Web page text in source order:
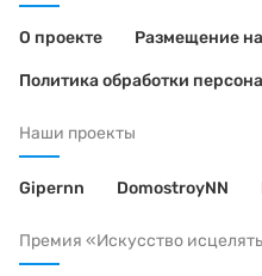
О проекте Размещение
Политика обработки
Наши проекты
Gipernn DomostroyNN
Премия «Искусство